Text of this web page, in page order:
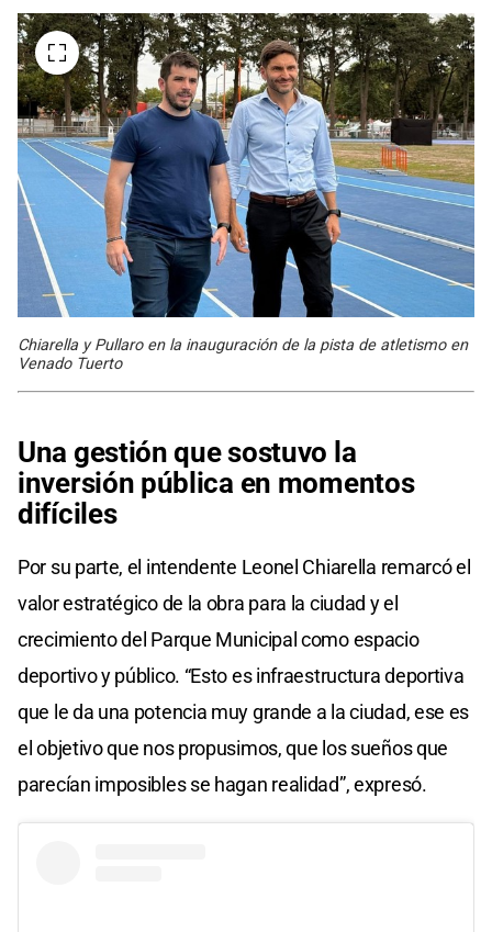
Chiarella y Pullaro en la inauguración de la pista de atletismo en
Venado Tuerto
Una gestión que sostuvo la
inversión pública en momentos
difíciles
Por su parte, el intendente Leonel Chiarella remarcó el
valor estratégico de la obra para la ciudad y el
crecimiento del Parque Municipal como espacio
deportivo y público. “Esto es infraestructura deportiva
que le da una potencia muy grande a la ciudad, ese es
el objetivo que nos propusimos, que los sueños que
parecían imposibles se hagan realidad”, expresó.